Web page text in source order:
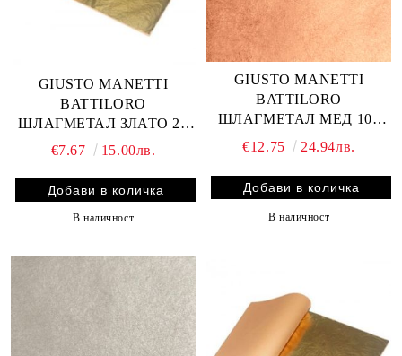
GIUSTO MANETTI
BATTILORO
ШЛАГМЕТАЛ ЗЛАТО 25
ЛИСТА 14x14 см.
€7.67 15.00лв.
В наличност
GIUSTO MANETTI
BATTILORO
ШЛАГМЕТАЛ МЕД 100
ЛИСТА 16x16 см.
€12.75 24.94лв.
В наличност